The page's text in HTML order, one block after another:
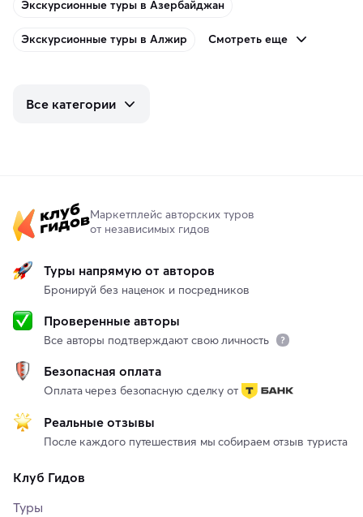
Экскурсионные туры в Азербайджан
Экскурсионные туры в Алжир Смотреть еще
Все категории
Маркетплейс авторских туров
от независимых гидов
Туры напрямую от авторов
Бронируй без наценок и посредников
Проверенные авторы
Все авторы подтверждают свою личность
Безопасная оплата
Оплата через безопасную сделку от
Реальные отзывы
После каждого путешествия мы собираем отзыв туриста
Клуб Гидов
Туры